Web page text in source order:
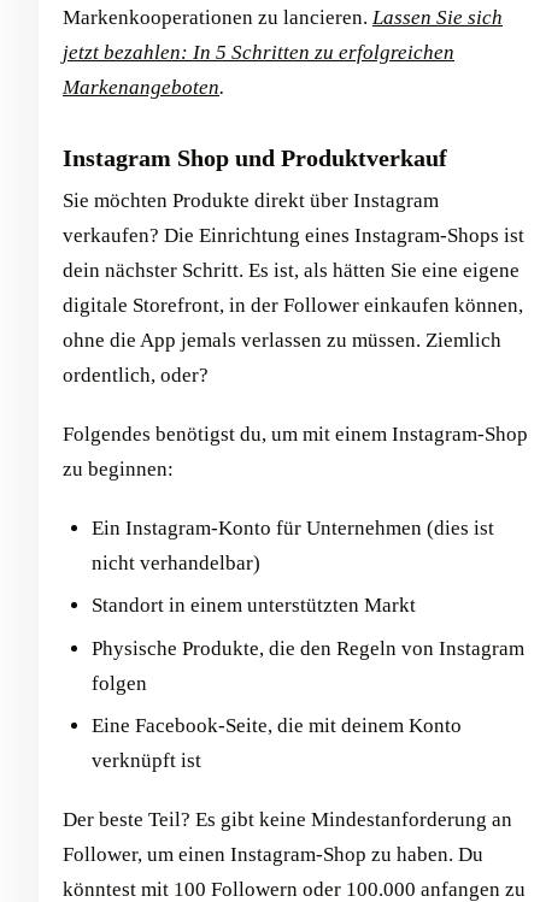
Markenkooperationen zu lancieren. Lassen Sie sich
jetzt bezahlen: In 5 Schritten zu erfolgreichen
Markenangeboten.
Instagram Shop und Produktverkauf
Sie möchten Produkte direkt über Instagram
verkaufen? Die Einrichtung eines Instagram-Shops ist
dein nächster Schritt. Es ist, als hätten Sie eine eigene
digitale Storefront, in der Follower einkaufen können,
ohne die App jemals verlassen zu müssen. Ziemlich
ordentlich, oder?
Folgendes benötigst du, um mit einem Instagram-Shop
zu beginnen:
Ein Instagram-Konto für Unternehmen (dies ist
nicht verhandelbar)
Standort in einem unterstützten Markt
Physische Produkte, die den Regeln von Instagram
folgen
Eine Facebook-Seite, die mit deinem Konto
verknüpft ist
Der beste Teil? Es gibt keine Mindestanforderung an
Follower, um einen Instagram-Shop zu haben. Du
könntest mit 100 Followern oder 100.000 anfangen zu